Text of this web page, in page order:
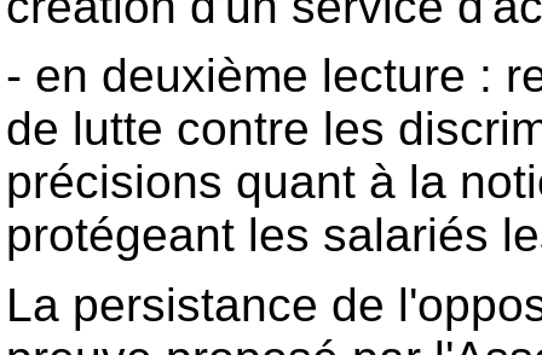
- en deuxième lecture :
de lutte contre les
précisions quant à la
protégeant les salariés
La persistance de